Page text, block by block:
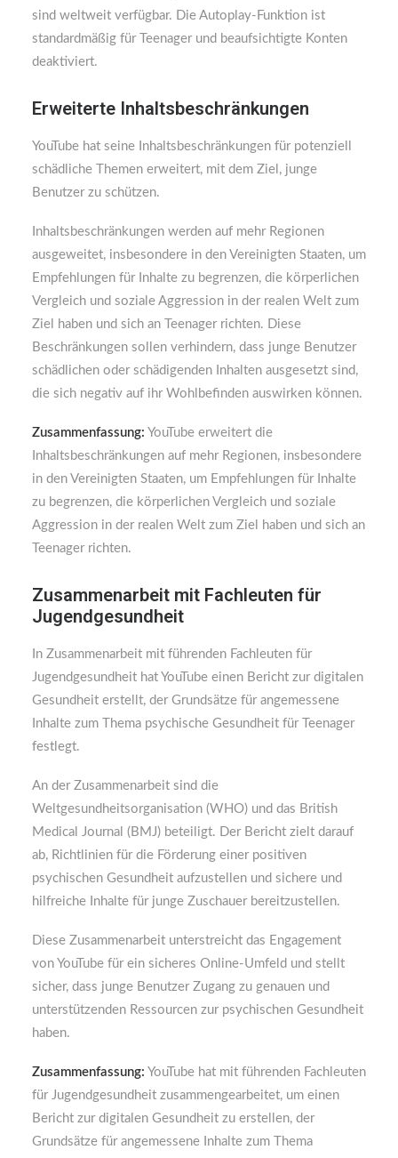
sind weltweit verfügbar. Die Autoplay-Funktion ist
standardmäßig für Teenager und beaufsichtigte Konten
deaktiviert.
Erweiterte Inhaltsbeschränkungen
YouTube hat seine Inhaltsbeschränkungen für potenziell
schädliche Themen erweitert, mit dem Ziel, junge
Benutzer zu schützen.
Inhaltsbeschränkungen werden auf mehr Regionen
ausgeweitet, insbesondere in den Vereinigten Staaten, um
Empfehlungen für Inhalte zu begrenzen, die körperlichen
Vergleich und soziale Aggression in der realen Welt zum
Ziel haben und sich an Teenager richten. Diese
Beschränkungen sollen verhindern, dass junge Benutzer
schädlichen oder schädigenden Inhalten ausgesetzt sind,
die sich negativ auf ihr Wohlbefinden auswirken können.
Zusammenfassung: YouTube erweitert die
Inhaltsbeschränkungen auf mehr Regionen, insbesondere
in den Vereinigten Staaten, um Empfehlungen für Inhalte
zu begrenzen, die körperlichen Vergleich und soziale
Aggression in der realen Welt zum Ziel haben und sich an
Teenager richten.
Zusammenarbeit mit Fachleuten für
Jugendgesundheit
In Zusammenarbeit mit führenden Fachleuten für
Jugendgesundheit hat YouTube einen Bericht zur digitalen
Gesundheit erstellt, der Grundsätze für angemessene
Inhalte zum Thema psychische Gesundheit für Teenager
festlegt.
An der Zusammenarbeit sind die
Weltgesundheitsorganisation (WHO) und das British
Medical Journal (BMJ) beteiligt. Der Bericht zielt darauf
ab, Richtlinien für die Förderung einer positiven
psychischen Gesundheit aufzustellen und sichere und
hilfreiche Inhalte für junge Zuschauer bereitzustellen.
Diese Zusammenarbeit unterstreicht das Engagement
von YouTube für ein sicheres Online-Umfeld und stellt
sicher, dass junge Benutzer Zugang zu genauen und
unterstützenden Ressourcen zur psychischen Gesundheit
haben.
Zusammenfassung: YouTube hat mit führenden Fachleuten
für Jugendgesundheit zusammengearbeitet, um einen
Bericht zur digitalen Gesundheit zu erstellen, der
Grundsätze für angemessene Inhalte zum Thema